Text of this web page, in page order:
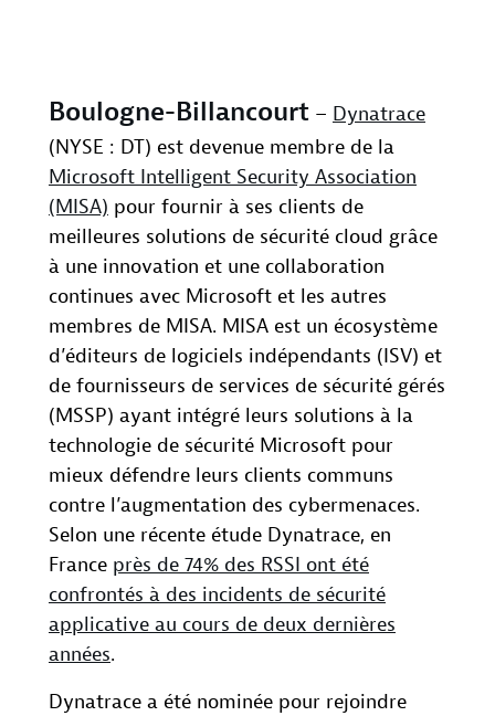
Boulogne-Billancourt – Dynatrace
(NYSE : DT) est devenue membre de la
Microsoft Intelligent Security Association
(MISA) pour fournir à ses clients de
meilleures solutions de sécurité cloud grâce
à une innovation et une collaboration
continues avec Microsoft et les autres
membres de MISA. MISA est un écosystème
d’éditeurs de logiciels indépendants (ISV) et
de fournisseurs de services de sécurité gérés
(MSSP) ayant intégré leurs solutions à la
technologie de sécurité Microsoft pour
mieux défendre leurs clients communs
contre l’augmentation des cybermenaces.
Selon une récente étude Dynatrace, en
France près de 74% des RSSI ont été
confrontés à des incidents de sécurité
applicative au cours de deux dernières
années.
Dynatrace a été nominée pour rejoindre